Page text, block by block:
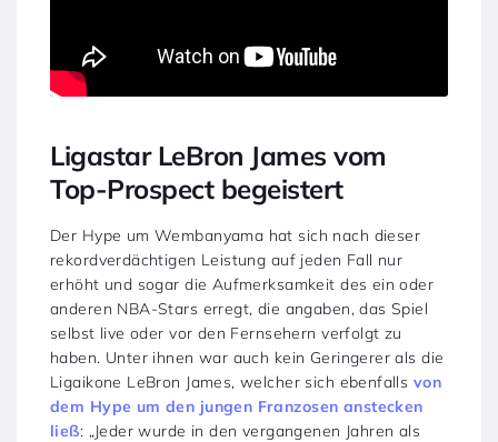
Ligastar LeBron James vom
Top-Prospect begeistert
Der Hype um Wembanyama hat sich nach dieser
rekordverdächtigen Leistung auf jeden Fall nur
erhöht und sogar die Aufmerksamkeit des ein oder
anderen NBA-Stars erregt, die angaben, das Spiel
selbst live oder vor den Fernsehern verfolgt zu
haben. Unter ihnen war auch kein Geringerer als die
Ligaikone LeBron James, welcher sich ebenfalls von
dem Hype um den jungen Franzosen anstecken
ließ: „Jeder wurde in den vergangenen Jahren als